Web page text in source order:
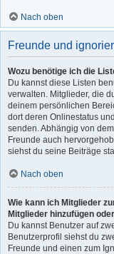
Nach oben
Freunde und
Wozu benötige ich die
Du kannst diese Listen
verwalten. Mitglieder, die
deinem persönlichen
dort deren Onlinestatus
senden. Abhängig von
Freunde auch
siehst du seine Beiträge
Nach oben
Wie kann ich Mitglieder
Mitglieder hinzufügen
Du kannst Benutzer auf
Benutzerprofil siehst du
Freunde und einen zum